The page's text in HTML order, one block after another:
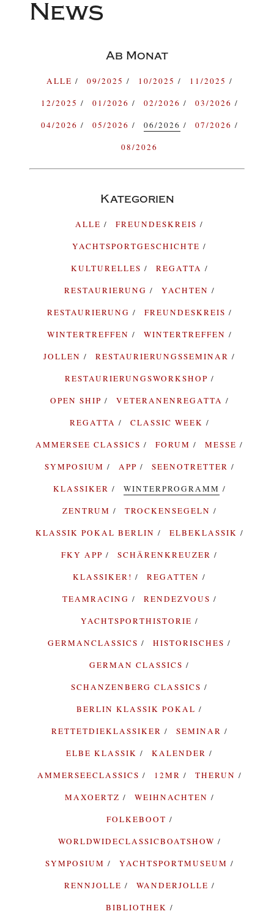
News
Ab Monat
ALLE 09/2025 10/2025
11/2025
12/2025
01/2026 02/2026
03/2026
04/2026
05/2026 06/2026
07/2026
08/2026
Kategorien
ALLE
FREUNDESKREIS
YACHTSPORTGESCHICHTE
KULTURELLES
REGATTA
RESTAURIERUNG
YACHTEN
RESTAURIERUNG
FREUNDESKREIS
WINTERTREFFEN
WINTERTREFFEN
JOLLEN
RESTAURIERUNGSSEMINAR
RESTAURIERUNGSWORKSHOP
OPEN SHIP
VETERANENREGATTA
REGATTA
CLASSIC WEEK
AMMERSEE CLASSICS
FORUM
MESSE
SYMPOSIUM
APP
SEENOTRETTER
KLASSIKER
WINTERPROGRAMM
ZENTRUM
TROCKENSEGELN
KLASSIK POKAL BERLIN
ELBEKLASSIK
FKY APP
SCHÄRENKREUZER
KLASSIKER!
REGATTEN
TEAMRACING
RENDEZVOUS
YACHTSPORTHISTORIE
GERMANCLASSICS
HISTORISCHES
GERMAN CLASSICS
SCHANZENBERG CLASSICS
BERLIN KLASSIK POKAL
RETTETDIEKLASSIKER
SEMINAR
ELBE KLASSIK
KALENDER
AMMERSEECLASSICS
12MR
THERUN
MAXOERTZ
WEIHNACHTEN
FOLKEBOOT
WORLDWIDECLASSICBOATSHOW
SYMPOSIUM
YACHTSPORTMUSEUM
RENNJOLLE
WANDERJOLLE
BIBLIOTHEK